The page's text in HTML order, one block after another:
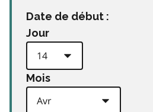
Date de début :
Jour
Mois